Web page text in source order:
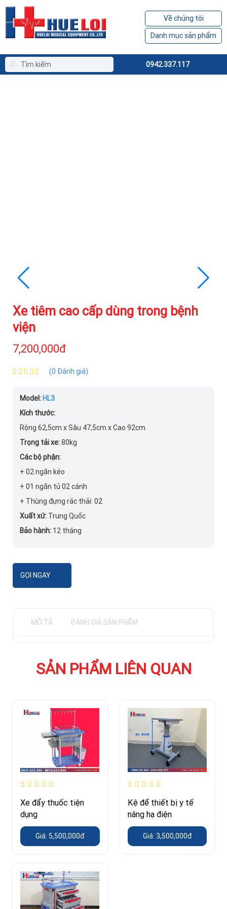
Về chúng tôi
Danh mục sản phẩm
0942.337.117
Xe tiêm cao cấp dùng trong bệnh
viện
7,200,000đ
(0 Đánh giá)
Model: HL3
Kích thước:
Rộng 62,5cm x Sâu 47,5cm x Cao 92cm
Trọng tải xe:80kg
Các bộ phận:
+ 02 ngăn kéo
+ 01 ngăn tủ 02 cánh
+ Thùng đựng rác thải: 02
Xuất xứ: Trung Quốc
Bảo hành: 12 tháng
GỌI NGAY
MÔ TẢ ĐÁNH GIÁ SẢN PHẨM
SẢN PHẨM LIÊN QUAN
Xe đẩy thuốc tiện
dụng
Giá: 5,500,000đ
Kệ để thiết bị y tế
nâng hạ điện
Giá: 3,500,000đ